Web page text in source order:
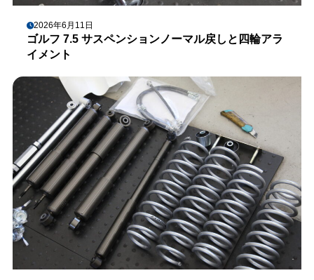
2026年6月11日
ゴルフ 7.5 サスペンションノーマル戻しと四輪アラ
イメント